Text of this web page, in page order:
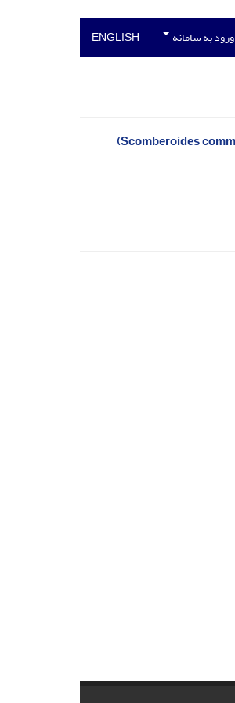
ورود به سامانه ENGLISH